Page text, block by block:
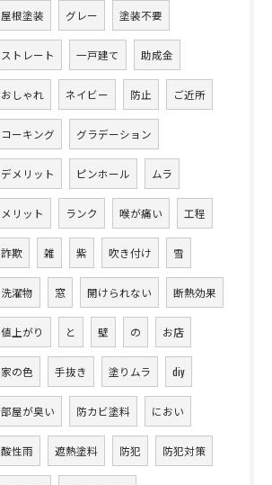
屋根塗装 グレー 塗装不要
ストレート 一戸建て 助成金
おしゃれ ネイビー 防止 ご近所
コーキング グラデーション
デメリット ピンホール ムラ
メリット ランク 喉が痛い 工程
詐欺 雑 紫 吹き付け 雪
洗濯物 窓 開けられない 断熱効果
値上がり と 壁 の お店
家の色 手抜き 塗りムラ diy
部屋が臭い 防カビ塗料 におい
酸性雨 遮熱塗料 防犯 防犯対策